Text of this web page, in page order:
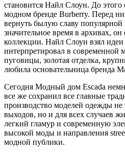
становится Найл Слоун. До этого
модном бренде Burberry. Перед
вернуть былую славу
значительное время в архивах, он
коллекции. Найл Слоун взял
интерпретировал в современной
пуговицы, золотая отделка,
любила основательница бренда
Сегодня Модный дом Escada
все же сохранил все главные
производство моделей одежды не
выходов, но и для всех случаев
легкий гламур и современную
высокой моды и направления
модной публики.